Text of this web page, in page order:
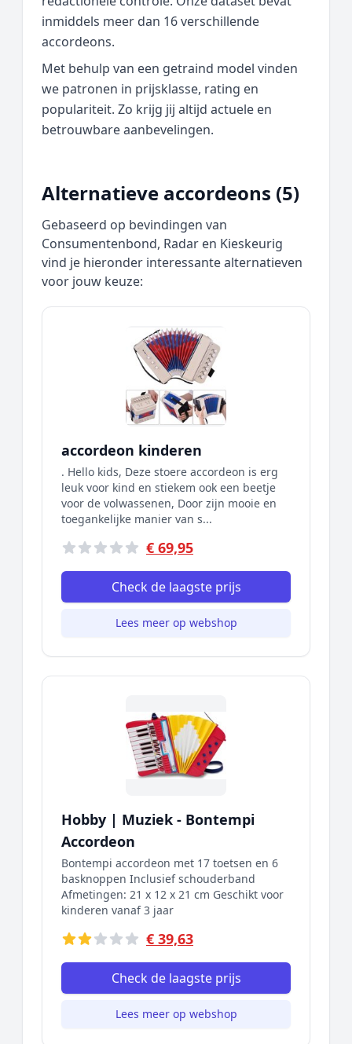
inmiddels meer dan 16 verschillende
accordeons.
Met behulp van een getraind model vinden
we patronen in prijsklasse, rating en
populariteit. Zo krijg jij altijd actuele en
betrouwbare aanbevelingen.
Alternatieve accordeons (5)
Gebaseerd op bevindingen van
Consumentenbond, Radar en Kieskeurig
vind je hieronder interessante alternatieven
voor jouw keuze:
accordeon kinderen
. Hello kids, Deze stoere accordeon is erg
leuk voor kind en stiekem ook een beetje
voor de volwassenen, Door zijn mooie en
toegankelijke manier van s...
€ 69,95
Check de laagste prijs
Lees meer op webshop
Hobby | Muziek - Bontempi
Accordeon
Bontempi accordeon met 17 toetsen en 6
basknoppen Inclusief schouderband
Afmetingen: 21 x 12 x 21 cm Geschikt voor
kinderen vanaf 3 jaar
€ 39,63
Check de laagste prijs
Lees meer op webshop